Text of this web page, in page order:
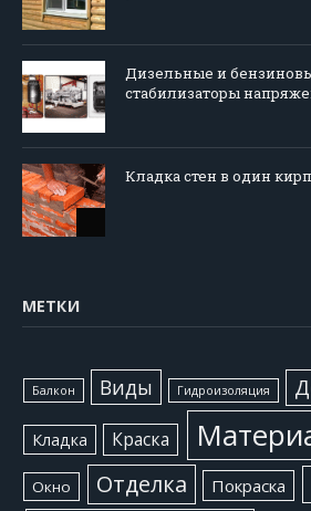
Дизельные и
стабилизаторы
Кладка стен в один
МЕТКИ
Балкон Виды Гидроизоляция
Кладка Краска
Окно Отделка Покраска